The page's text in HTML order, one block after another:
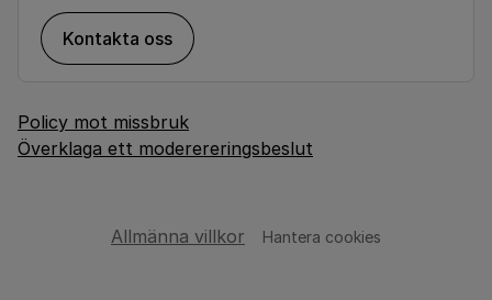
Kontakta oss
Policy mot missbruk
Överklaga ett moderereringsbeslut
Allmänna villkor Hantera cookies